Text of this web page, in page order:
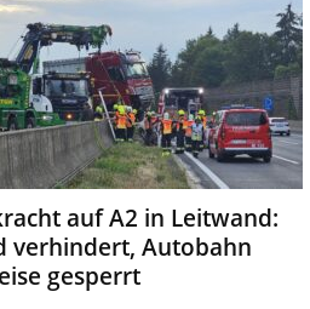
auf A2 in Leitwand:
verhindert, Autobahn
gesperrt